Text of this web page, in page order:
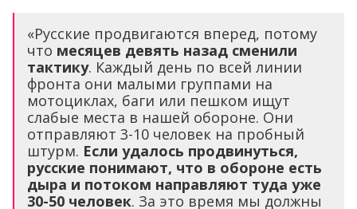
«Русские продвигаются вперед, потому
что месяцев девять назад сменили
тактику. Каждый день по всей линии
фронта они малыми группами на
мотоциклах, баги или пешком ищут
слабые места в нашей обороне. Они
отправляют 3-10 человек на пробный
штурм. Если удалось продвинуться,
русские понимают, что в обороне есть
дыра и потоком направляют туда уже
30-50 человек. За это время мы должны